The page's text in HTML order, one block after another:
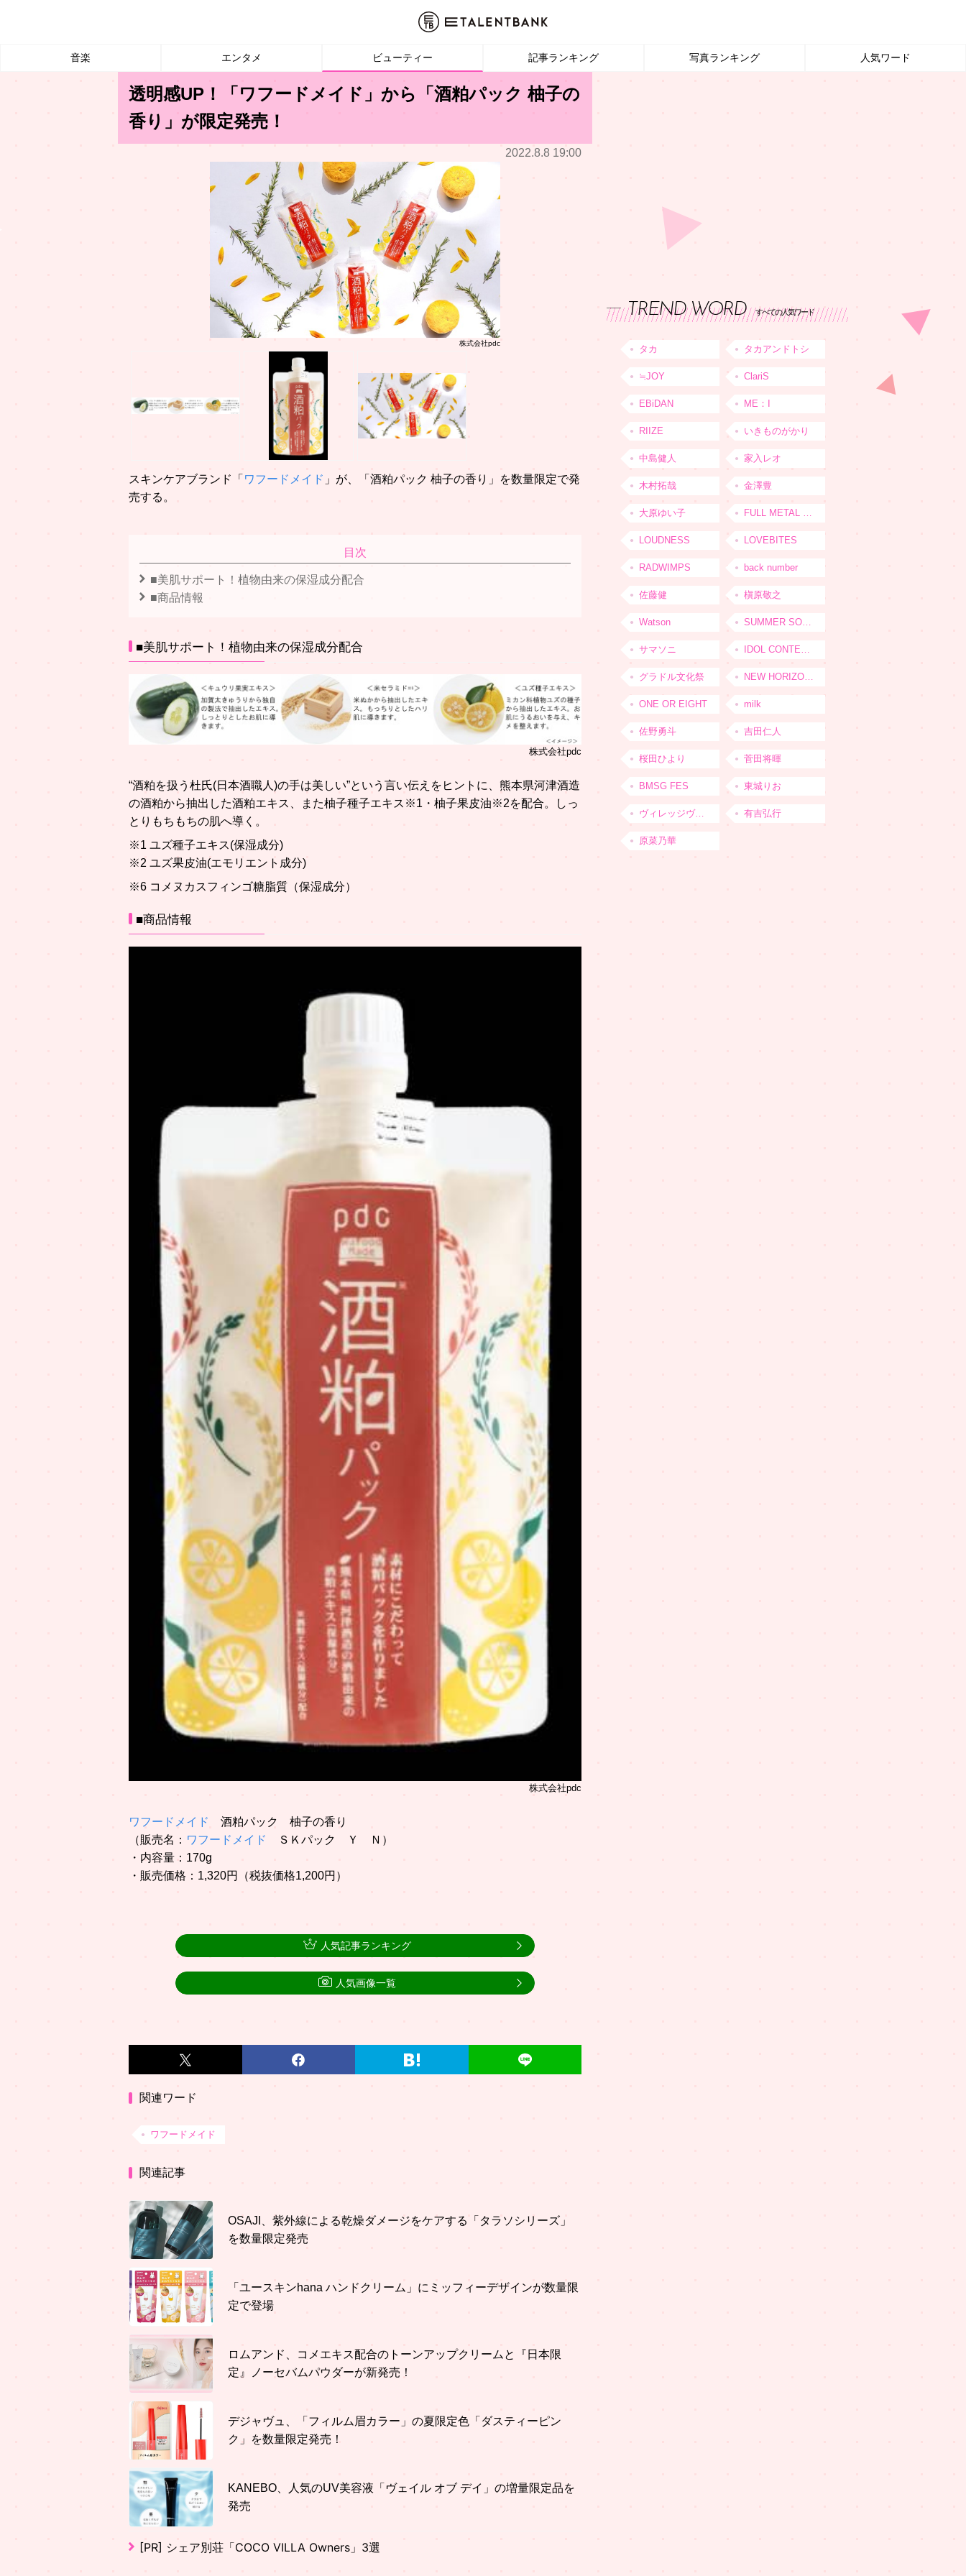
音楽 エンタメ ビューティー 記事ランキング 写真ランキング 人気ワード
透明感UP！「ワフードメイド」から「酒粕パック 柚子の
香り」が限定発売！
2022.8.8 19:00
株式会社pdc
スキンケアブランド「 ワフードメイド 」が、「酒粕パック 柚子の香り」を数量限定で発
売する。
目次
■美肌サポート！植物由来の保湿成分配合
■商品情報
■美肌サポート！植物由来の保湿成分配合
株式会社pdc
“酒粕を扱う杜氏(日本酒職人)の手は美しい”という言い伝えをヒントに、熊本県河津酒造
の酒粕から抽出した酒粕エキス、また柚子種子エキス※1・柚子果皮油※2を配合。しっ
とりもちもちの肌へ導く。
※1 ユズ種子エキス(保湿成分)
※2 ユズ果皮油(エモリエント成分)
※6 コメヌカスフィンゴ糖脂質（保湿成分）
■商品情報
株式会社pdc
ワフードメイド
酒粕パック 柚子の香り
（販売名： ワフードメイド
ＳＫパック Ｙ Ｎ）
・内容量：170g
・販売価格：1,320円（税抜価格1,200円）
関連ワード
ワフードメイド
関連記事
OSAJI、紫外線による乾燥ダメージをケアする「タラソシリーズ」
を数量限定発売
「ユースキンhana ハンドクリーム」にミッフィーデザインが数量限
定で登場
ロムアンド、コメエキス配合のトーンアップクリームと『日本限
定』ノーセバムパウダーが新発売！
デジャヴュ、「フィルム眉カラー」の夏限定色「ダスティーピン
ク」を数量限定発売！
KANEBO、人気のUV美容液「ヴェイル オブ デイ」の増量限定品を
発売
[PR] シェア別荘「COCO VILLA Owners」3選
人気記事ランキング
人気画像一覧
TREND WORD すべての人気ワード
タカ タカアンドトシ
≒JOY ClariS
EBiDAN ME：I
RIIZE いきものがかり
中島健人 家入レオ
木村拓哉 金澤豊
大原ゆい子 FULL METAL JAPAN 2026
LOUDNESS LOVEBITES
RADWIMPS back number
佐藤健 槇原敬之
Watson SUMMER SONIC
サマソニ IDOL CONTENT EXPO
グラドル文化祭 NEW HORIZON FEST
ONE OR EIGHT milk
佐野勇斗 吉田仁人
桜田ひより 菅田将暉
BMSG FES 東城りお
ヴィレッジヴァンガード 有吉弘行
原菜乃華